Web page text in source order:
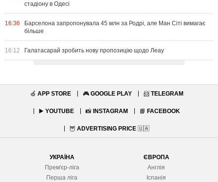
стадіону в Одесі
16:36
Барселона запропонувала 45 млн за Родрі, але Ман Сіті вимагає
більше
16:12 Галатасарай зробить нову пропозицію щодо Леау
🍏 APP STORE 🎮 GOOGLE PLAY 📨 TELEGRAM
▶️ YOUTUBE 📸 INSTAGRAM 📘 FACEBOOK
🦉 ADVERTISING PRICE 🇺🇦
УКРАЇНА
Прем'єр-ліга
Перша ліга
ЄВРОПА
Англія
Іспанія